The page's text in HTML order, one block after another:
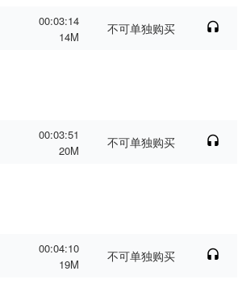
00:03:14
14M
不可单独购买
00:03:51
20M
不可单独购买
00:04:10
19M
不可单独购买